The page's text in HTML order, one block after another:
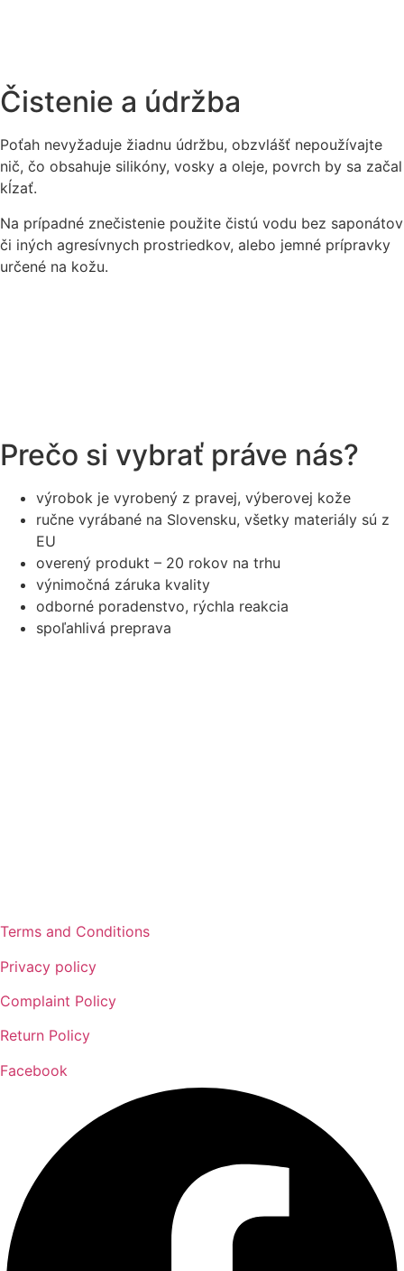
Čistenie a údržba
Poťah nevyžaduje žiadnu údržbu, obzvlášť nepoužívajte
nič, čo obsahuje silikóny, vosky a oleje, povrch by sa začal
kĺzať.
Na prípadné znečistenie použite čistú vodu bez saponátov
či iných agresívnych prostriedkov, alebo jemné prípravky
určené na kožu.
Prečo si vybrať práve nás?
výrobok je vyrobený z pravej, výberovej kože
ručne vyrábané na Slovensku, všetky materiály sú z
EU
overený produkt – 20 rokov na trhu
výnimočná záruka kvality
odborné poradenstvo, rýchla reakcia
spoľahlivá preprava
Terms and Conditions
Privacy policy
Complaint Policy
Return Policy
Facebook